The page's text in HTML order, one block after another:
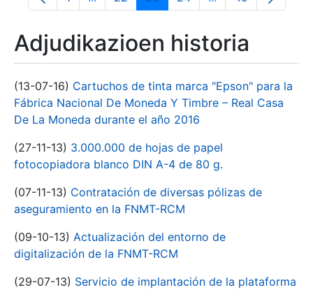
Orrialdea
Intermediate Pages Use TAB to navigate.
OrrialdeaOrrialdeaOrrialdeaIntermediate
Orrialdea
Adjudikazioen historia
(13-07-16) Cartuchos de tinta marca "Epson" para la
Fábrica Nacional De Moneda Y Timbre – Real Casa
De La Moneda durante el año 2016
(27-11-13) 3.000.000 de hojas de papel
fotocopiadora blanco DIN A-4 de 80 g.
(07-11-13) Contratación de diversas pólizas de
aseguramiento en la FNMT-RCM
(09-10-13) Actualización del entorno de
digitalización de la FNMT-RCM
(29-07-13) Servicio de implantación de la plataforma